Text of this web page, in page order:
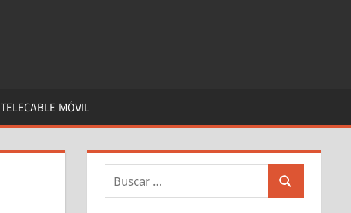
TELECABLE MÓVIL
Buscar:
Buscar